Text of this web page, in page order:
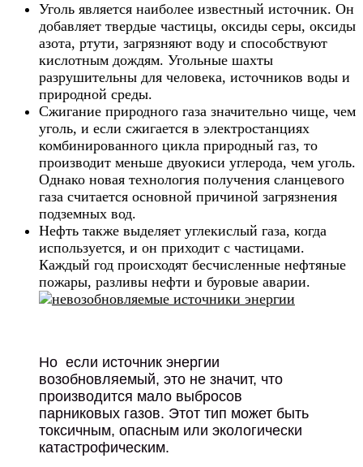
Уголь является наиболее известный источник. Он
добавляет твердые частицы, оксиды серы, оксиды
азота, ртути, загрязняют воду и способствуют
кислотным дождям. Угольные шахты
разрушительны для человека, источников воды и
природной среды.
Сжигание природного газа значительно чище, чем
уголь, и если сжигается в электростанциях
комбинированного цикла природный газ, то
производит меньше двуокиси углерода, чем уголь.
Однако новая технология получения сланцевого
газа считается основной причиной загрязнения
подземных вод.
Нефть также выделяет углекислый газа, когда
используется, и он приходит с частицами.
Каждый год происходят бесчисленные нефтяные
пожары, разливы нефти и буровые аварии.
Но если источник энергии
возобновляемый, это не значит, что
производится мало выбросов
парниковых газов. Этот тип может быть
токсичным, опасным или экологически
катастрофическим.